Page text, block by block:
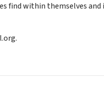
find within themselves